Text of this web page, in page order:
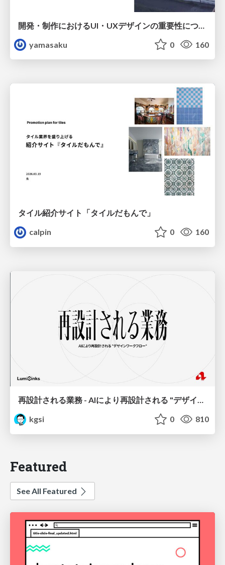
yamasaku
0 160
タイル紹介サイト「タイルだもんで」
calpin
0 160
再設計される業務 - AIにより再設計される "デザインワークフロー" / AI Ops Lab #2 Redesigned orkflows
kgsi
0 810
Featured
See All Featured